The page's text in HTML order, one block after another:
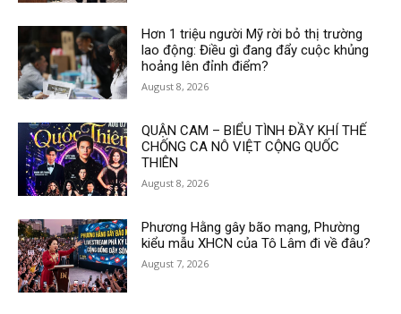
Hơn 1 triệu người Mỹ rời bỏ thị trường
lao động: Điều gì đang đẩy cuộc khủng
hoảng lên đỉnh điểm?
August 8, 2026
QUẬN CAM – BIỂU TÌNH ĐẦY KHÍ THẾ
CHỐNG CA NÔ VIỆT CỘNG QUỐC
THIÊN
August 8, 2026
Phương Hằng gây bão mạng, Phường
kiểu mẫu XHCN của Tô Lâm đi về đâu?
August 7, 2026